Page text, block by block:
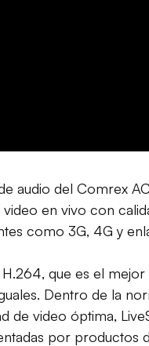
audio del Comrex
en vivo con
como 3G, 4G y
que es el
Dentro de la
de video óptima,
por productos